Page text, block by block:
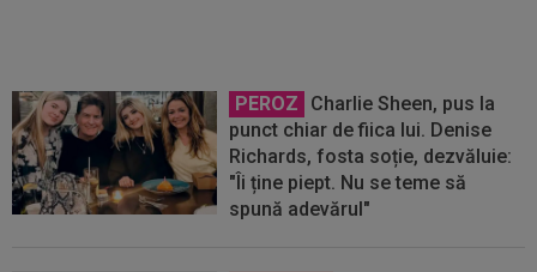
PEROZ
Charlie Sheen, pus la
punct chiar de fiica lui. Denise
Richards, fosta soție, dezvăluie:
"Îi ține piept. Nu se teme să
spună adevărul"